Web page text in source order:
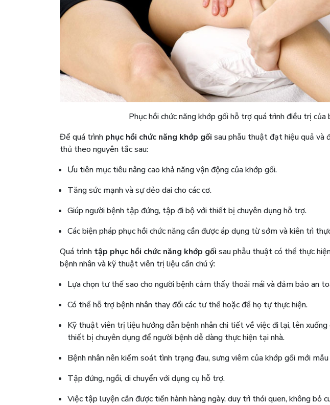
Phục hồi chức năng khớp gối hỗ trợ quá trình điều trị của
Để quá trình phục hồi chức năng khớp gối sau phẫu thuật đạt hiệu quả và
thủ theo nguyên tắc sau:
Ưu tiên mục tiêu nâng cao khả năng vận động của khớp gối.
Tăng sức mạnh và sự dẻo dai cho các cơ.
Giúp người bệnh tập đứng, tập đi bộ với thiết bị chuyên dụng hỗ trợ.
Các biện pháp phục hồi chức năng cần được áp dụng từ sớm và kiên trì
Quá trình tập phục hồi chức năng khớp gối sau phẫu thuật có thể thực
bệnh nhân và kỹ thuật viên trị liệu cần chú ý:
Lựa chọn tư thế sao cho người bệnh cảm thấy thoải mái và đảm bảo an
Có thể hỗ trợ bệnh nhân thay đổi các tư thế hoặc để họ tự thực hiện.
Kỹ thuật viên trị liệu hướng dẫn bệnh nhân chi tiết về việc đi lại, lên
thiết bị chuyên dụng để người bệnh dễ dàng thực hiện tại nhà.
Bệnh nhân nên kiểm soát tình trạng đau, sưng viêm của khớp gối mới
Tập đứng, ngồi, di chuyển với dụng cụ hỗ trợ.
Việc tập luyện cần được tiến hành hàng ngày, duy trì thói quen, không bỏ